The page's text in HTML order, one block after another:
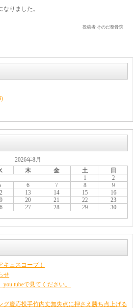
りました。
投稿者 そのだ整骨院
2026年8月
木 金 土
日
1
2
6 7 8
9
13 14 15
16
20 21 22
23
27 28 29
30
キュスコープ！
せ
tubeで見てください。
グ慶応投手竹内丈無失点に押さえ勝ち点上げる